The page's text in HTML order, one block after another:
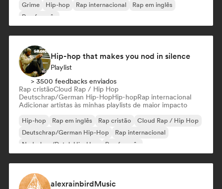
Grime
Hip-hop Rap internacional
Rap em inglês
Rap francês
Hip-hop that makes you nod in silence
Playlist
> 3500 feedbacks enviados
Rap cristãoCloud Rap / Hip Hop
Deutschrap/German Hip-HopHip-hopRap internacional
Adicionar artistas às minhas playlists de maior impacto
Hip-hop Rap em inglês Rap cristão
Cloud Rap / Hip Hop
Deutschrap/German Hip-Hop
Rap internacional
Nederhop/Dutch Hip-Hop
Rap francês
alexrainbirdMusic